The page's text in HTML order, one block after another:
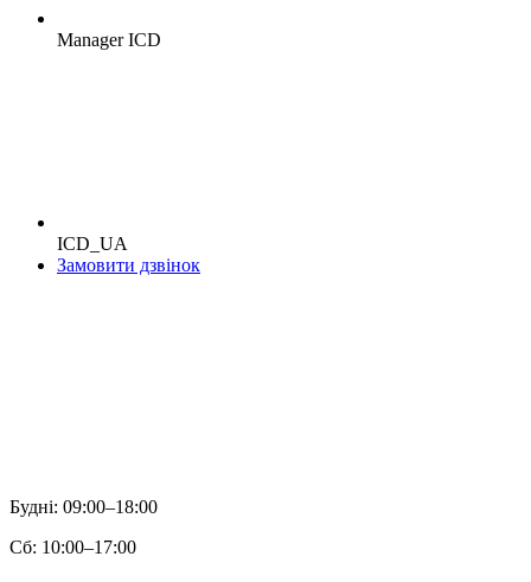
Manager ICD
ICD_UA
Замовити дзвінок
Будні: 09:00–18:00
Сб: 10:00–17:00